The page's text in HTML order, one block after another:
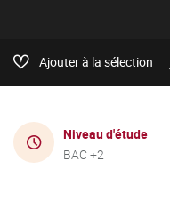
Ajouter à la sélection
Niveau d'étude
BAC +2